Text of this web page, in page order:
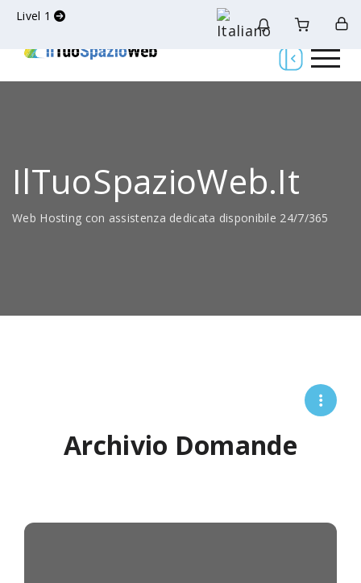
Livel 1
IlTuoSpazioWeb.it
Web Hosting con assistenza dedicata disponibile 24/7/365
Archivio Domande